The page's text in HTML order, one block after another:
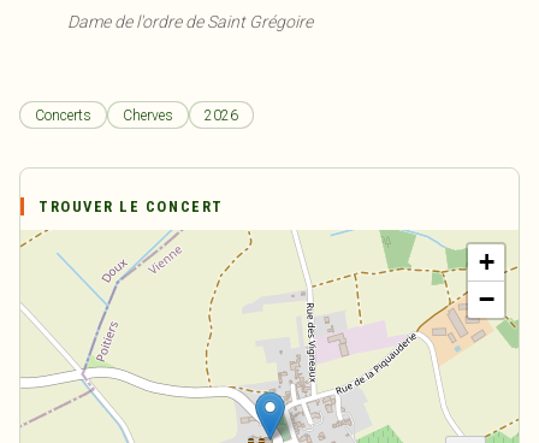
Dame de l'ordre de Saint Grégoire
Concerts Cherves 2026
TROUVER LE CONCERT
+
−